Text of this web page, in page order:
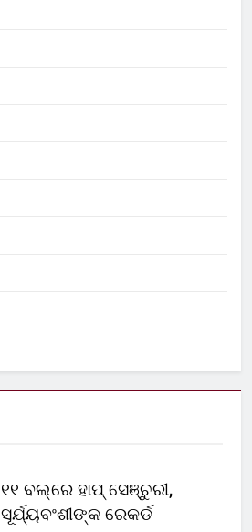
୧୧ ବଲ୍‌ରେ ହାପ୍ ସେଞ୍ଚୁରୀ,
ସୂର୍ଯ୍ୟବଂଶୀଙ୍କ ରେକର୍ଡ